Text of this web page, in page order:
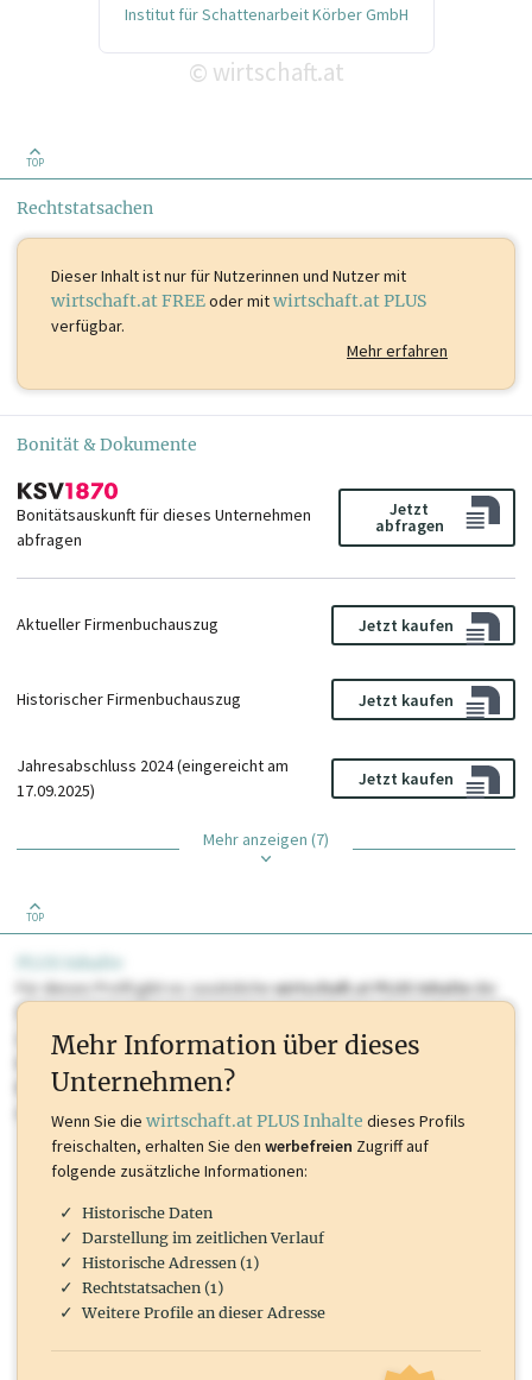
Institut für Schattenarbeit Körber GmbH
© wirtschaft.at
TOP
Rechtstatsachen
Dieser Inhalt istnur für Nutzerinnen und Nutzer mit
wirtschaft.at FREEoder mitwirtschaft.at PLUS
verfügbar.
Mehr erfahren
Bonität & Dokumente
Bonitätsauskunft für dieses Unternehmen
abfragen
Jetzt
abfragen
Aktueller Firmenbuchauszug Jetzt kaufen
Historischer Firmenbuchauszug Jetzt kaufen
Jahresabschluss 2024 (eingereicht am
17.09.2025)
Jetzt kaufen
Mehr anzeigen (7)
TOP
PLUS Inhalte
Für dieses Profil gibt es zusätzlichewirtschaft.at PLUS Inhaltedie
Sie momentan nicht einsehen können. Schalten Sie dieses Profil frei
oder loggen Sie sich ein um diese Inhalte zu sehen. wirtschaft.at PLUS
Marken, Patente, Rechtstatsachen, OTS-Aussendungen, und viele
mehr.
Mehr Information über dieses
Unternehmen?
Wenn Sie die wirtschaft.at PLUS Inhalte dieses Profils
freischalten, erhalten Sie den werbefreien Zugriff auf
folgende zusätzliche Informationen:
Historische Daten
Darstellung im zeitlichen Verlauf
Historische Adressen (1)
Rechtstatsachen (1)
Weitere Profile an dieser Adresse